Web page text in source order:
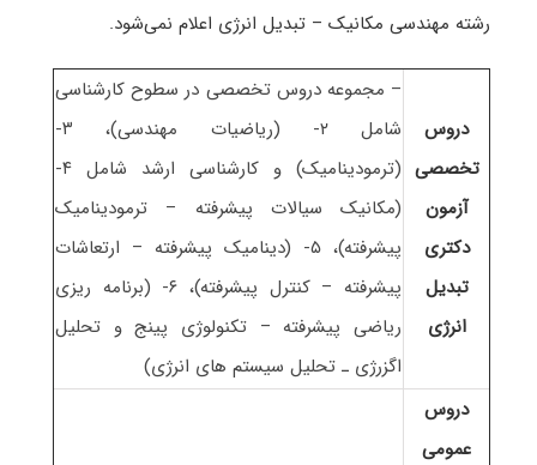
رشته مهندسی مکانیک – تبدیل انرژی اعلام نمی‌شود.
دروس
تخصصی
آزمون
دکتری
تبدیل
انرژی
– مجموعه دروس تخصصی در سطوح کارشناسی
شامل ۲- (ریاضیات مهندسی)، ۳-
(ترمودینامیک) و کارشناسی ارشد شامل ۴-
(مکانیک سیالات پیشرفته – ترمودینامیک
پیشرفته)، ۵- (دینامیک پیشرفته – ارتعاشات
پیشرفته – کنترل پیشرفته)، ۶- (برنامه ریزی
ریاضی پیشرفته – تکنولوژی پینج و تحلیل
اگزرژی ـ تحلیل سیستم های انرژی)
دروس
عمومی